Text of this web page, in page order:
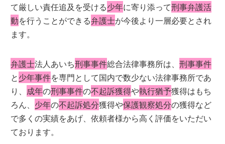
て厳しい責任追及を受ける少年に寄り添って刑事弁護活
動を行うことができる弁護士が今後より一層必要とされ
ます。
弁護士法人あいち刑事事件総合法律事務所は、刑事事件
と少年事件を専門として国内で数少ない法律事務所であ
り、 成年の刑事事件の不起訴獲得や執行猶予獲得はもち
ろん、 少年の不起訴処分獲得や保護観察処分の獲得など
で多くの実績をあげ、依頼者様から高く評価をいただい
ております。